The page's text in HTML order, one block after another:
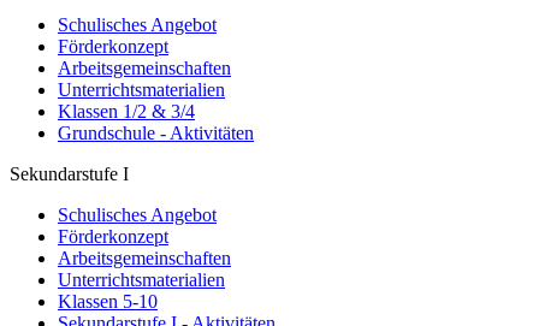
Schulisches Angebot
Förderkonzept
Arbeitsgemeinschaften
Unterrichtsmaterialien
Klassen 1/2 & 3/4
Grundschule - Aktivitäten
Sekundarstufe I
Schulisches Angebot
Förderkonzept
Arbeitsgemeinschaften
Unterrichtsmaterialien
Klassen 5-10